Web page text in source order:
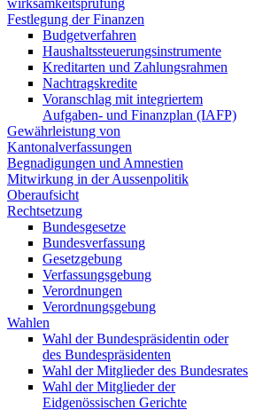
wirksamkeitsprüfung
Festlegung der Finanzen
Budgetverfahren
Haushaltssteuerungsinstrumente
Kreditarten und Zahlungsrahmen
Nachtragskredite
Voranschlag mit integriertem
Aufgaben- und Finanzplan (IAFP)
Gewährleistung von
Kantonalverfassungen
Begnadigungen und Amnestien
Mitwirkung in der Aussenpolitik
Oberaufsicht
Rechtsetzung
Bundesgesetze
Bundesverfassung
Gesetzgebung
Verfassungsgebung
Verordnungen
Verordnungsgebung
Wahlen
Wahl der Bundespräsidentin oder
des Bundespräsidenten
Wahl der Mitglieder des Bundesrates
Wahl der Mitglieder der
Eidgenössischen Gerichte